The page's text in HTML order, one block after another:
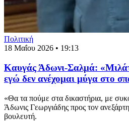
Πολιτική
18 Μαΐου 2026 • 19:13
Καυγάς Άδωνι-Σαλμά:
εγώ δεν ανέχομαι μύγα στο
«Θα τα πούμε στα δικαστήρια, με
Άδωνις Γεωργιάδης προς τον
βουλευτή.